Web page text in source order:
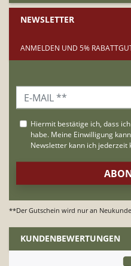
NEWSLETTER
ANMELDEN UND 5%
**Der Gutschein wird nur an
KUNDENBEWERTUNGEN